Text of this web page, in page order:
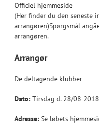
Officiel hjemmeside
(Her finder du den seneste
arrangøren)Spørgsmål
arrangøren.
Arrangør
De deltagende klubber
Dato: Tirsdag d. 28/08-
Adresse: Se løbets